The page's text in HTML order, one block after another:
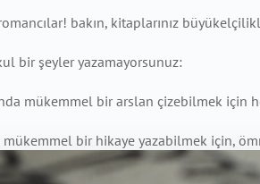
bakın, kitaplarınız
bir şeyler yazamayorsunuz:
mükemmel bir arslan çizebilmek
mükemmel bir hikaye yazabilmek için,